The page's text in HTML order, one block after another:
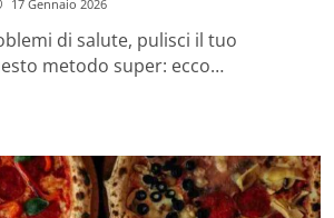
17 Gennaio 2026
di salute, pulisci il tuo
metodo super: ecco…